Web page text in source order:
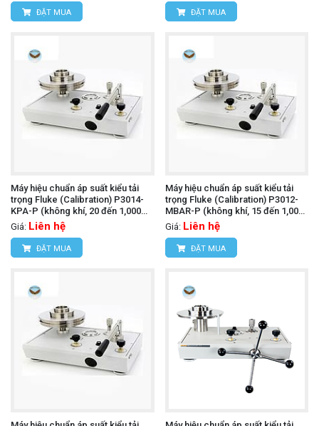
ĐẶT MUA ĐẶT MUA
Máy hiệu chuẩn áp suất kiểu tải
trọng Fluke (Calibration) P3014-
KPA-P (không khí, 20 đến 1,000
kPa, PCU đơn)
Giá: Liên hệ
ĐẶT MUA
Máy hiệu chuẩn áp suất kiểu tải
trọng Fluke (Calibration) P3012-
MBAR-P (không khí, 15 đến 1,000
mbar, PCU đơn)
Giá: Liên hệ
ĐẶT MUA